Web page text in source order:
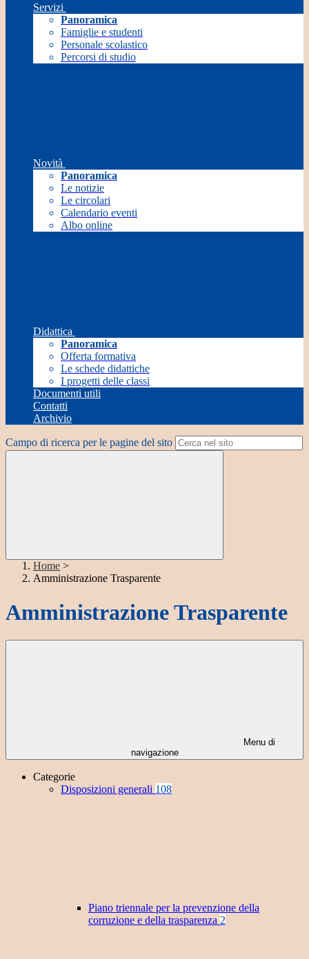
Servizi
Panoramica
Famiglie e studenti
Personale scolastico
Percorsi di studio
Novità
Panoramica
Le notizie
Le circolari
Calendario eventi
Albo online
Didattica
Panoramica
Offerta formativa
Le schede didattiche
I progetti delle classi
Documenti utili
Contatti
Archivio
Campo di ricerca per le pagine del sito
Home >
Amministrazione Trasparente
Amministrazione Trasparente
Menu di
navigazione
Categorie
Disposizioni generali 108
Piano triennale per la prevenzione della
corruzione e della trasparenza 2